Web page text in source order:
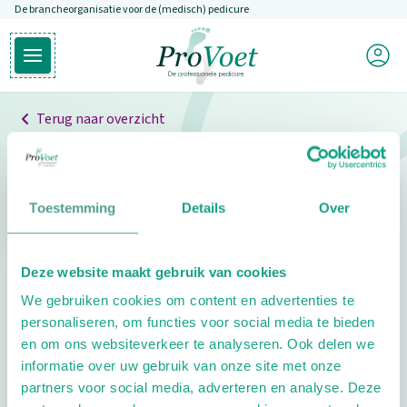
Toestemming Details Over
Deze website maakt gebruik van cookies
We gebruiken cookies om content en advertenties te
personaliseren, om functies voor social media te bieden
en om ons websiteverkeer te analyseren. Ook delen we
informatie over uw gebruik van onze site met onze
partners voor social media, adverteren en analyse. Deze
Overslaan en naar de inhoud gaan
De brancheorganisatie voor de (medisch) pedicure
Open hoofdmenu
Ga naar de homepagina
Mijn
Terug naar overzicht
Professionals
Pedicure niet gevonden
pedicure.